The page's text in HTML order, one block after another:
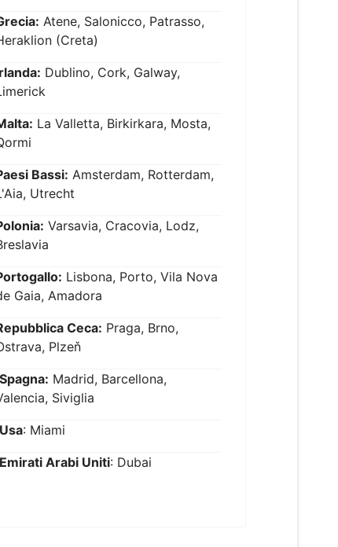
Atene, Salonicco, Patrasso,
(Creta)
Dublino, Cork, Galway,
La Valletta, Birkirkara, Mosta,
Bassi: Amsterdam, Rotterdam,
Utrecht
Varsavia, Cracovia, Lodz,
Lisbona, Porto, Vila Nova
Gaia, Amadora
Ceca: Praga, Brno,
Plzeň
Spagna: Madrid, Barcellona,
Siviglia
Usa: Miami
Emirati Arabi Uniti: Dubai